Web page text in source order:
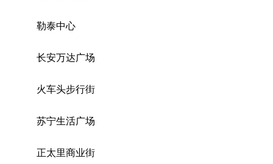
勒泰中心
长安万达广场
火车头步行街
苏宁生活广场
正太里商业街